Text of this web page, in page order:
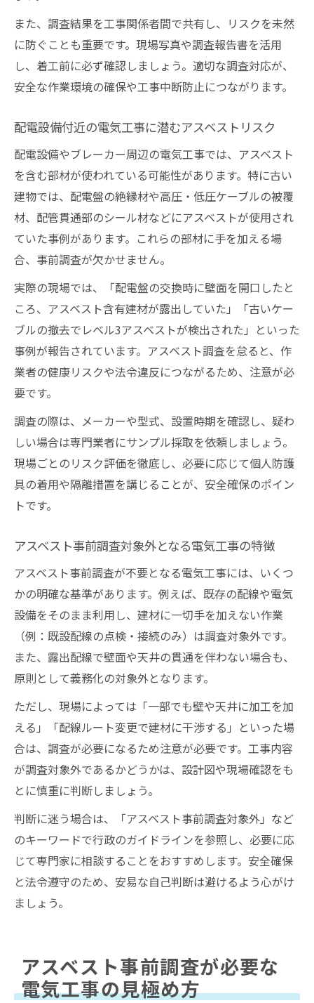
電気工事のアスベスト対応で重要な報告・
記録方法
アスベスト事前調査漏れを防ぐ現場管理チ
ェック
電気工事現場でのアスベスト対策の実務ア
ドバイス
また、調査結果を工事関係者間で共有し、リスクを未然
に防ぐことも重要です。現場写真や調査報告書を活用
し、着工前に必ず確認しましょう。適切な調査対応が、
安全な作業環境の確保や工事中断防止につながります。
配電設備付近の電気工事に潜むアスベストリスク
配電設備やブレーカー周辺の電気工事では、アスベスト
を含む部材が使われている可能性があります。特に古い
建物では、配電盤の絶縁材や高圧・低圧ケーブルの被覆
材、配管貫通部のシール材などにアスベストが使用され
ていた事例があります。これらの部材に手を加える場
合、事前調査が欠かせません。
実際の現場では、「配電盤の交換時に壁面を開口したと
ころ、アスベスト含有建材が露出していた」「古いケー
ブルの撤去でレベル3アスベストが検出された」といった
事例が報告されています。アスベスト調査を怠ると、作
業者の健康リスクや法令違反につながるため、注意が必
要です。
調査の際は、メーカーや型式、設置時期を確認し、疑わ
しい場合は専門業者にサンプル採取を依頼しましょう。
現場ごとのリスク評価を徹底し、必要に応じて個人防護
具の着用や隔離措置を講じることが、安全確保のポイン
トです。
アスベスト事前調査対象外となる電気工事の特徴
アスベスト事前調査が不要となる電気工事には、いくつ
かの明確な基準があります。例えば、既存の配線や電気
設備をそのまま利用し、建材に一切手を加えない作業
（例：既設配線の点検・接続のみ）は調査対象外です。
また、露出配線で壁面や天井の貫通を伴わない場合も、
原則として義務化の対象外となります。
ただし、現場によっては「一部でも壁や天井に加工を加
える」「配線ルート変更で建材に干渉する」といった場
合は、調査が必要になるため注意が必要です。工事内容
が調査対象外であるかどうかは、設計図や現場確認をも
とに慎重に判断しましょう。
判断に迷う場合は、「アスベスト事前調査対象外」など
のキーワードで行政のガイドラインを参照し、必要に応
じて専門家に相談することをおすすめします。安全確保
と法令遵守のため、安易な自己判断は避けるよう心がけ
ましょう。
アスベスト事前調査が必要な
電気工事の見極め方